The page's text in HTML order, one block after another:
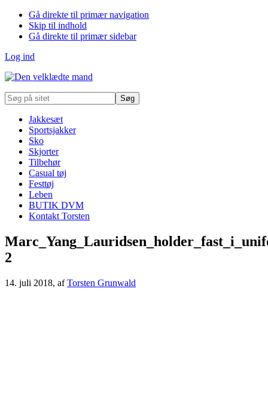
Gå direkte til primær navigation
Skip til indhold
Gå direkte til primær sidebar
Log ind
Søg
på
Jakkesæt
Sportsjakker
Sko
Skjorter
Tilbehør
Casual tøj
Festtøj
Leben
BUTIK DVM
Kontakt Torsten
2
14. juli 2018, afTorsten Grunwald